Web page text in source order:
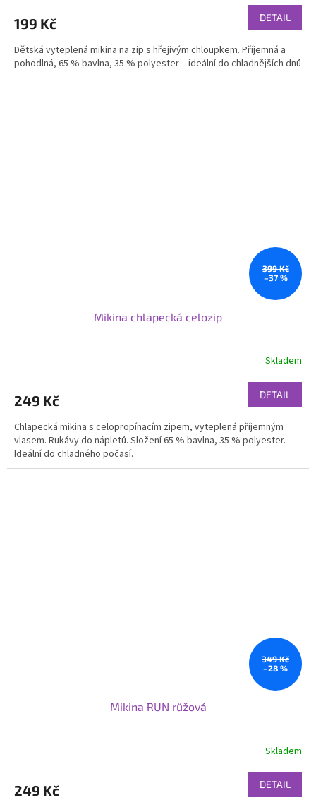
199 Kč DETAIL
Dětská vyteplená mikina na zip s hřejivým chloupkem. Příjemná a
pohodlná, 65 % bavlna, 35 % polyester – ideální do chladnějších dnů
399 Kč
–37 %
Mikina chlapecká celozip
Skladem
249 Kč DETAIL
Chlapecká mikina s celopropínacím zipem, vyteplená příjemným
vlasem. Rukávy do nápletů. Složení 65 % bavlna, 35 % polyester.
Ideální do chladného počasí.
349 Kč
–28 %
Mikina RUN růžová
Skladem
249 Kč DETAIL